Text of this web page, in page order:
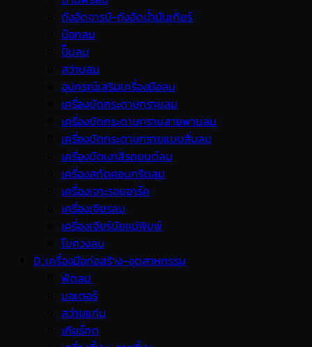
ถังอัดจารบี-ถังอัดน้ำมันเกียร์
บ๊อกลม
ปั๊มลม
สว่านลม
อุปกรณ์เสริมเครื่องมือลม
เครื่องขัดกระดาษทรายลม
เครื่องขัดกระดาษทรายสายพานลม
เครื่องขัดกระดาษทรายแบบสั่นลม
เครื่องขัดเงาสีรถยนต์ลม
เครื่องสกัดคอนกรีตลม
เครื่องเจาะรอยอาร์ค
เครื่องเจียรลม
เครื่องเจียร์นัยแม่พิมพ์
ไขควงลม
D. เครื่องมือก่อสร้าง-อุตสาหกรรม
พ้ดลม
มอเตอร์
สว่านแท่น
เกียร์ทด